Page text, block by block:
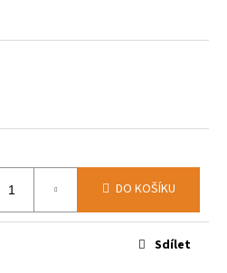
DO KOŠÍKU
Sdílet